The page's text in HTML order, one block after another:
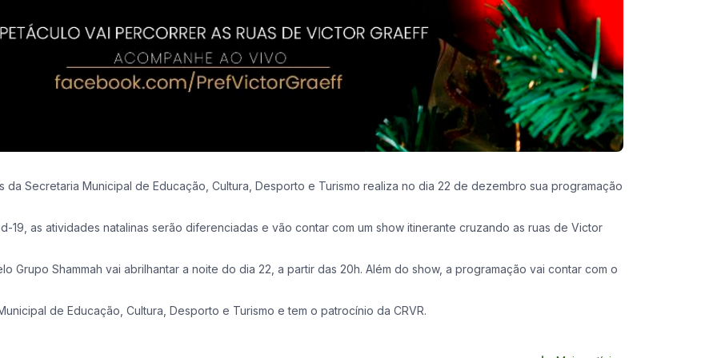
da Secretaria Municipal de Educação, Cultura, Desporto e Turismo realiza no dia 22 de dezembro sua programação
19, as atividades natalinas serão diferenciadas e vão contar com um show itinerante cruzando as ruas de Victor
Grupo Shammah vai abrilhantar a noite do dia 22, a partir das 20h. Além do show, a programação vai contar com o
de Educação, Cultura, Desporto e Turismo e tem o patrocínio da CRVR.